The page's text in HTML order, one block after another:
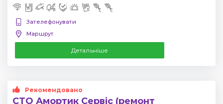
Зателефонувати
Маршрут
Детальніше
Рекомендовано
СТО Амортик Сервіс (ремонт